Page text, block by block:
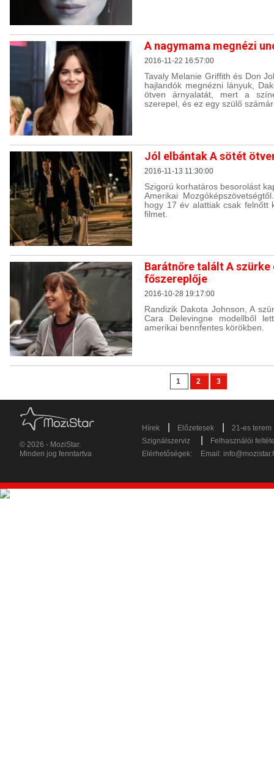
A nagymama megnézi
2016-11-22 16:57:00
Tavaly Melanie Griffith és Don
hajlandók megnézni lányuk,
ötven árnyalatát, mert a
szerepel, és ez egy szülő
Jól elbántak A sötét
2016-11-13 11:30:00
Szigorú korhatáros besorolást
Amerikai
hogy 17 év alattiak csak felnőtt
filmet.
Barátnőre talált A
főszereplője
2016-10-28 19:17:00
Randizik Dakota Johnson, A
Cara Delevingne modellből
amerikai bennfentes körökben.
1 2 3
© 2026 - MoziStar.
Minden jog fenntartva
Hírek Előzetesek
21-es terem
Szignálszerviz
Felhasználói
Elérhetőségek:
Email: